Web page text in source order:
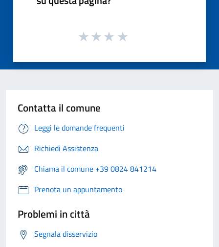
Contatta il comune
Leggi le domande frequenti
Richiedi Assistenza
Chiama il comune +39 0824 841214
Prenota un appuntamento
Problemi in città
Segnala disservizio